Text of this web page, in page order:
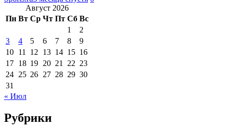
Август 2026
Пн Вт Ср Чт Пт Сб Вс
1
2
3
4 5 6 7 8
9
10 11 12 13 14 15 16
17 18 19 20 21 22 23
24 25 26 27 28 29 30
31
« Июл
Рубрики